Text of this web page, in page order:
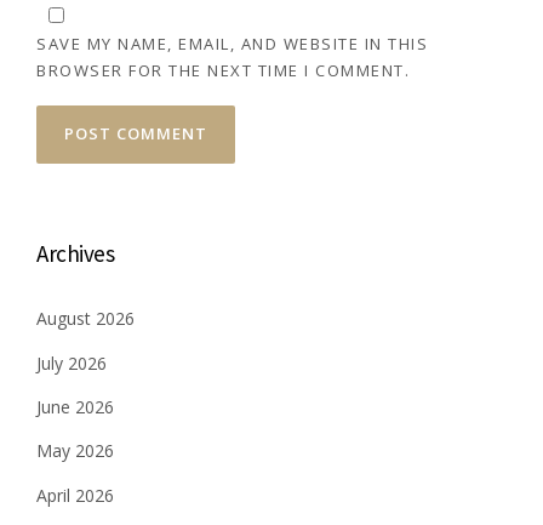
SAVE MY NAME, EMAIL, AND WEBSITE IN THIS
BROWSER FOR THE NEXT TIME I COMMENT.
Archives
August 2026
July 2026
June 2026
May 2026
April 2026